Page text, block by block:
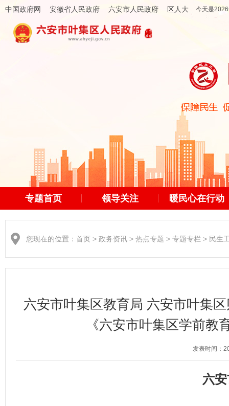
中国政府网 安徽省人民政府 六安市人民政府 区人大 今天是
专题首页 领导关注 暖民心在行动
您现在的位置： 首页 > 政务资讯 > 热点专题 > 专题专栏 > 民生
六安市叶集区教育局 六安市叶集
《六安市叶集区学前
发表时间
六